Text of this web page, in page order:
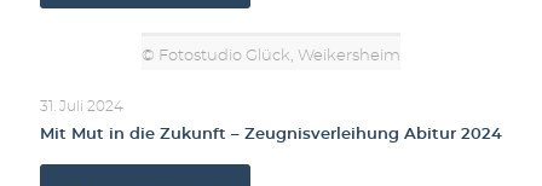
© Fotostudio Glück, Weikersheim
31. Juli 2024
Mit Mut in die Zukunft – Zeugnisverleihung Abitur 2024